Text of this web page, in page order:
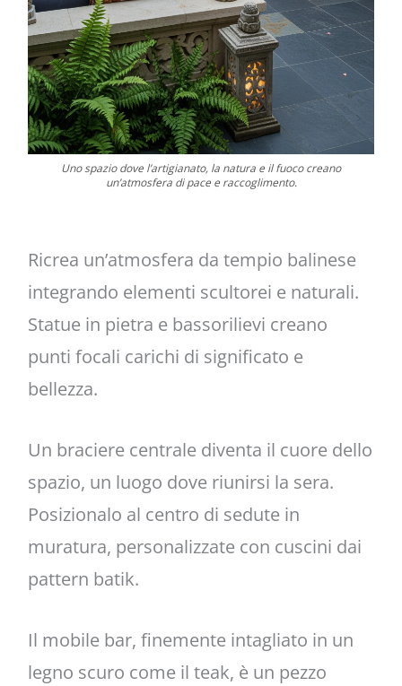
Uno spazio dove l’artigianato, la natura e il fuoco creano
un’atmosfera di pace e raccoglimento.
Ricrea un’atmosfera da tempio balinese
integrando elementi scultorei e naturali.
Statue in pietra e bassorilievi creano
punti focali carichi di significato e
bellezza.
Un braciere centrale diventa il cuore dello
spazio, un luogo dove riunirsi la sera.
Posizionalo al centro di sedute in
muratura, personalizzate con cuscini dai
pattern batik.
Il mobile bar, finemente intagliato in un
legno scuro come il teak, è un pezzo